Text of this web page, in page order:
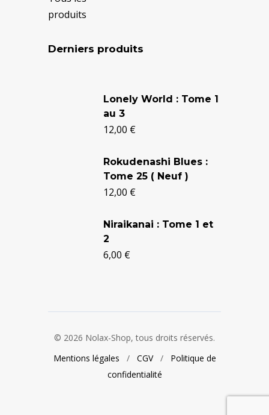
produits
Derniers produits
Lonely World : Tome 1
au 3
12,00 €
Rokudenashi Blues :
Tome 25 ( Neuf )
12,00 €
Niraikanai : Tome 1 et
2
6,00 €
© 2026 Nolax-Shop, tous droits réservés.
Mentions légales / CGV/ Politique de
confidentialité